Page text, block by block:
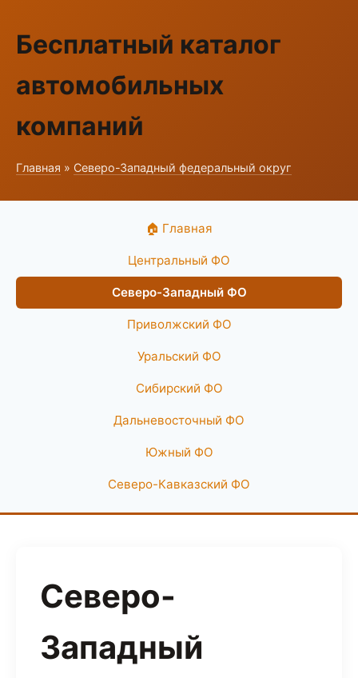
Бесплатный каталог
автомобильных
компаний
Главная » Северо-Западный федеральный округ
🏠 Главная
Центральный ФО
Северо-Западный ФО
Приволжский ФО
Уральский ФО
Сибирский ФО
Дальневосточный ФО
Южный ФО
Северо-Кавказский ФО
Северо-
Западный